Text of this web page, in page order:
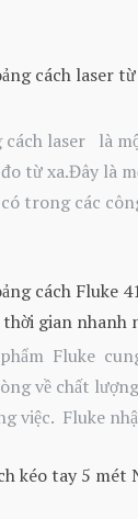
cách laser
cách laser là
từ xa.Đây là
trong các
cách Fluke
thời gian nhanh
Fluke
về chất
việc. Fluke
kéo tay 5 mét